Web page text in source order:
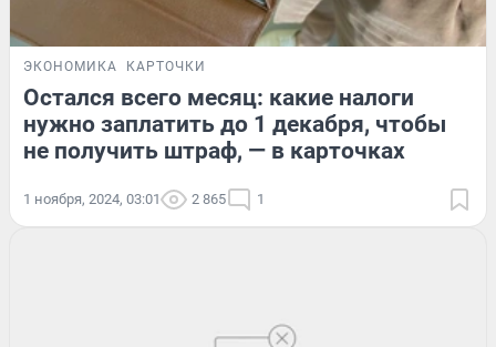
ЭКОНОМИКА КАРТОЧКИ
Остался всего месяц: какие налоги
нужно заплатить до 1 декабря, чтобы
не получить штраф, — в карточках
1 ноября, 2024, 03:01 2 865 1